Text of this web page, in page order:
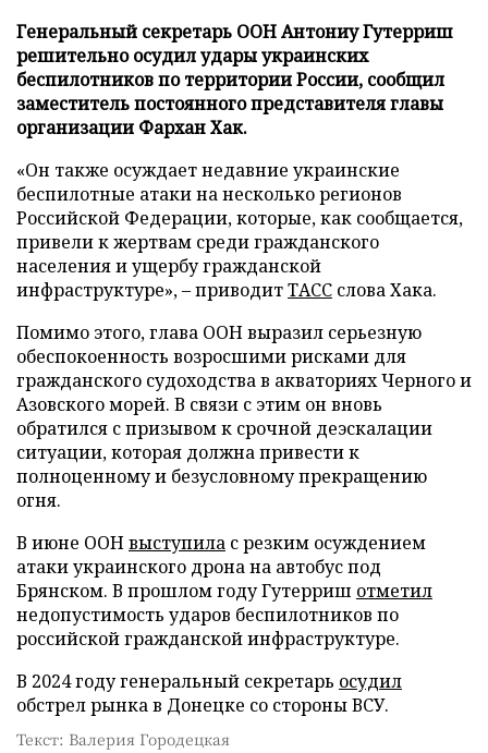
Генеральный секретарь ООН Антониу Гутерриш
решительно осудил удары украинских
беспилотников по территории России, сообщил
заместитель постоянного представителя главы
организации Фархан Хак.
«Он также осуждает недавние украинские
беспилотные атаки на несколько регионов
Российской Федерации, которые, как сообщается,
привели к жертвам среди гражданского
населения и ущербу гражданской
инфраструктуре», – приводитТАСС слова Хака.
Помимо этого, глава ООН выразил серьезную
обеспокоенность возросшими рисками для
гражданского судоходства в акваториях Черного и
Азовского морей. В связи с этим он вновь
обратился с призывом к срочной деэскалации
ситуации, которая должна привести к
полноценному и безусловному прекращению
огня.
В июне ООНвыступила с резким осуждением
атаки украинского дрона на автобус под
Брянском. В прошлом году Гутерриш отметил
недопустимость ударов беспилотников по
российской гражданской инфраструктуре.
В 2024 году генеральный секретарь осудил
обстрел рынка в Донецке со стороны ВСУ.
Текст: Валерия Городецкая